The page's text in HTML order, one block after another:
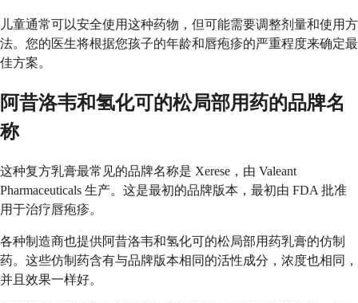
儿童通常可以安全使用这种药物，但可能需要调整剂量和使用方
法。您的医生将根据您孩子的年龄和唇疱疹的严重程度来确定最
佳方案。
阿昔洛韦和氢化可的松局部用药的品牌名
称
这种复方乳膏最常见的品牌名称是 Xerese，由 Valeant
Pharmaceuticals 生产。这是最初的品牌版本，最初由 FDA 批准
用于治疗唇疱疹。
各种制造商也提供阿昔洛韦和氢化可的松局部用药乳膏的仿制
药。这些仿制药含有与品牌版本相同的活性成分，浓度也相同，
并且效果一样好。